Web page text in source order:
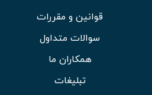
قوانین و مقررات
سوالات متداول
همکاران ما
تبلیغات